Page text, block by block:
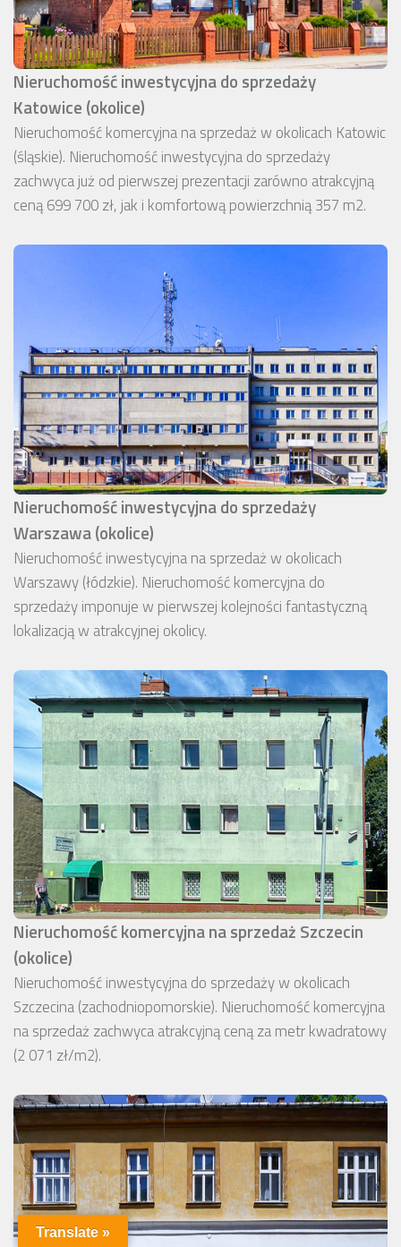
Nieruchomość inwestycyjna do sprzedaży
Katowice (okolice)
Nieruchomość komercyjna na sprzedaż w okolicach Katowic
(śląskie). Nieruchomość inwestycyjna do sprzedaży
zachwyca już od pierwszej prezentacji zarówno atrakcyjną
ceną 699 700 zł, jak i komfortową powierzchnią 357 m2.
Nieruchomość inwestycyjna do sprzedaży
Warszawa (okolice)
Nieruchomość inwestycyjna na sprzedaż w okolicach
Warszawy (łódzkie). Nieruchomość komercyjna do
sprzedaży imponuje w pierwszej kolejności fantastyczną
lokalizacją w atrakcyjnej okolicy.
Nieruchomość komercyjna na sprzedaż Szczecin
(okolice)
Nieruchomość inwestycyjna do sprzedaży w okolicach
Szczecina (zachodniopomorskie). Nieruchomość komercyjna
na sprzedaż zachwyca atrakcyjną ceną za metr kwadratowy
(2 071 zł/m2).
Translate »